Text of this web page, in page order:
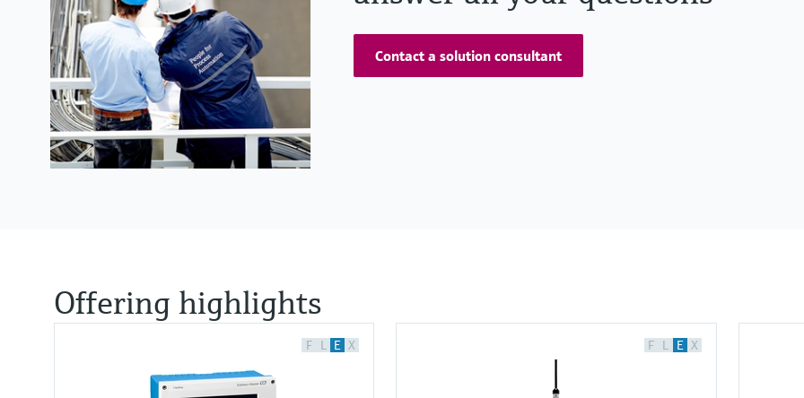
Contact a solution consultant
Offering highlights
F L E X F L E X